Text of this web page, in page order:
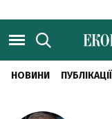
НОВИНИ ПУБЛІКАЦІЇ